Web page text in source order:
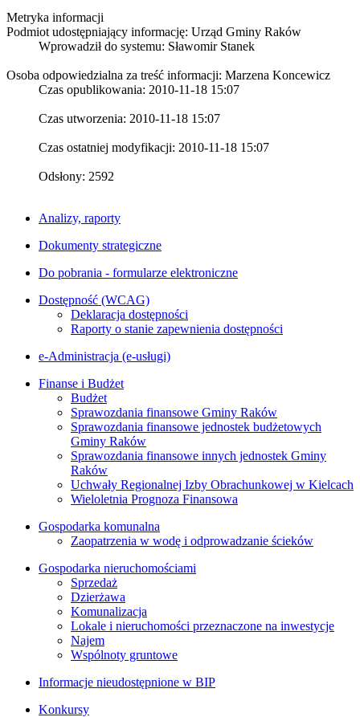
Metryka informacji
Podmiot udostępniający informację: Urząd Gminy Raków
Wprowadził do systemu: Sławomir Stanek
Osoba odpowiedzialna za treść informacji: Marzena Koncewicz
Czas opublikowania: 2010-11-18 15:07
Czas utworzenia: 2010-11-18 15:07
Czas ostatniej modyfikacji: 2010-11-18 15:07
Odsłony: 2592
Analizy, raporty
Dokumenty strategiczne
Do pobrania - formularze elektroniczne
Dostępność (WCAG)
Deklaracja dostępności
Raporty o stanie zapewnienia dostępności
e-Administracja (e-usługi)
Finanse i Budżet
Budżet
Sprawozdania finansowe Gminy Raków
Sprawozdania finansowe jednostek budżetowych
Gminy Raków
Sprawozdania finansowe innych jednostek Gminy
Raków
Uchwały Regionalnej Izby Obrachunkowej w Kielcach
Wieloletnia Prognoza Finansowa
Gospodarka komunalna
Zaopatrzenia w wodę i odprowadzanie ścieków
Gospodarka nieruchomościami
Sprzedaż
Dzierżawa
Komunalizacja
Lokale i nieruchomości przeznaczone na inwestycje
Najem
Wspólnoty gruntowe
Informacje nieudostępnione w BIP
Konkursy